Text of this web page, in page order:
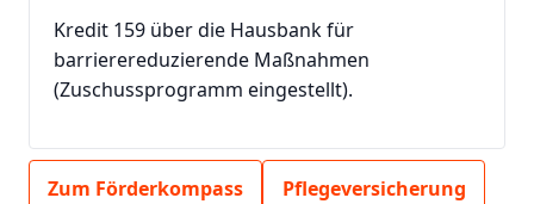
Kredit 159 über die Hausbank für
barrierereduzierende Maßnahmen
(Zuschussprogramm eingestellt).
Zum Förderkompass Pflegeversicherung